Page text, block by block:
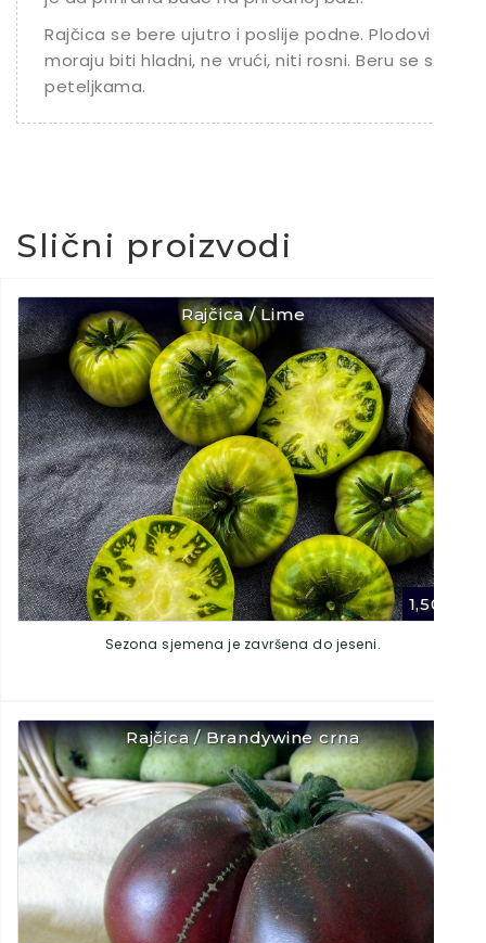
Rajčica se bere ujutro i poslije podne. Plodovi
moraju biti hladni, ne vrući, niti rosni. Beru se s
peteljkama.
Slični proizvodi
Rajčica / Lime
1,50
Sezona sjemena je završena do jeseni.
Rajčica / Brandywine crna